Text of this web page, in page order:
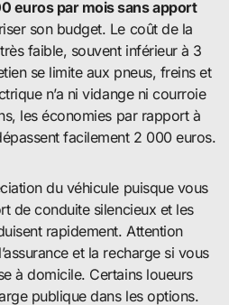
euros par mois sans apport
son budget. Le coût de la
faible, souvent inférieur à 3
se limite aux pneus, freins et
n’a ni vidange ni courroie
les économies par rapport à
facilement 2 000 euros.
du véhicule puisque vous
de conduite silencieux et les
rapidement. Attention
et la recharge si vous
à domicile. Certains loueurs
publique dans les options.